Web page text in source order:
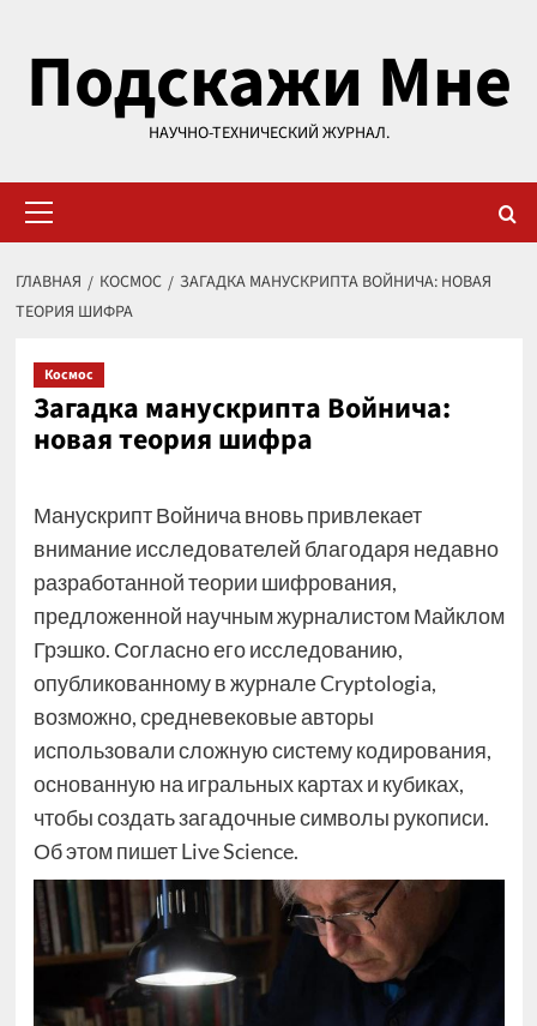
содержимому
Подскажи Мне
НАУЧНО-ТЕХНИЧЕСКИЙ ЖУРНАЛ.
меню
ГЛАВНАЯ КОСМОС
ЗАГАДКА МАНУСКРИПТА ВОЙНИЧА: НОВАЯ
ТЕОРИЯ ШИФРА
Космос
Загадка манускрипта Войнича:
новая теория шифра
Манускрипт Войнича вновь привлекает
внимание исследователей благодаря недавно
разработанной теории шифрования,
предложенной научным журналистом Майклом
Грэшко. Согласно его исследованию,
опубликованному в журнале Cryptologia,
возможно, средневековые авторы
использовали сложную систему кодирования,
основанную на игральных картах и кубиках,
чтобы создать загадочные символы рукописи.
Об этом пишет Live Science.